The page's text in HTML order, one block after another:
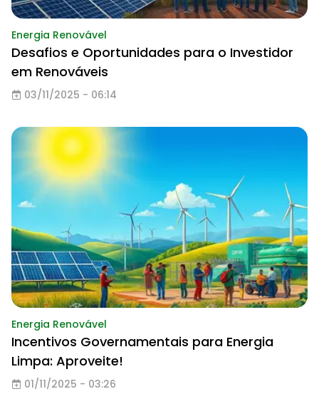
Energia Renovável
Desafios e Oportunidades para o Investidor
em Renováveis
03/11/2025 - 06:14
Energia Renovável
Incentivos Governamentais para Energia
Limpa: Aproveite!
01/11/2025 - 03:26